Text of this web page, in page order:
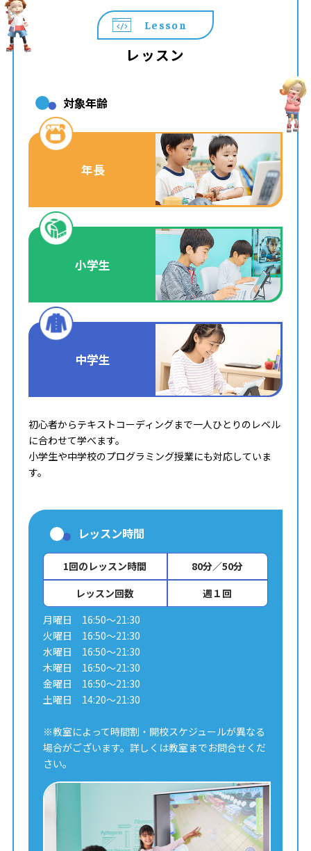
Lesson
レッスン
対象年齢
年長
小学生
中学生
初心者からテキストコーディングまで一人ひとりのレベル
に合わせて学べます。
小学生や中学校のプログラミング授業にも対応していま
す。
レッスン時間
1回のレッスン時間
80分／50分
レッスン回数
週１回
月曜日 16:50～21:30
火曜日 16:50～21:30
水曜日 16:50～21:30
木曜日 16:50～21:30
金曜日 16:50～21:30
土曜日 14:20～21:30
※教室によって時間割・開校スケジュールが異なる
場合がございます。詳しくは教室までお問合せくだ
さい。